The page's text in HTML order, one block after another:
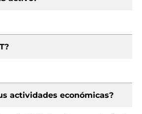
actividades económicas?